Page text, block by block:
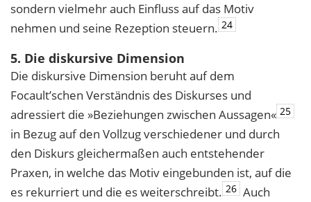
sondern vielmehr auch Einfluss auf das Motiv
nehmen und seine Rezeption steuern. 24
5. Die diskursive Dimension
Die diskursive Dimension beruht auf dem
Focault’schen Verständnis des Diskurses und
adressiert die »Beziehungen zwischen Aussagen« 25
in Bezug auf den Vollzug verschiedener und durch
den Diskurs gleichermaßen auch entstehender
Praxen, in welche das Motiv eingebunden ist, auf die
es rekurriert und die es weiterschreibt. 26 Auch